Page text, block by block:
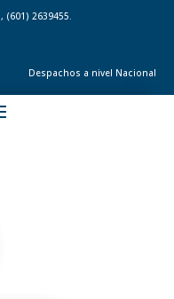
, (601) 2639455.
Despachos a nivel Nacional